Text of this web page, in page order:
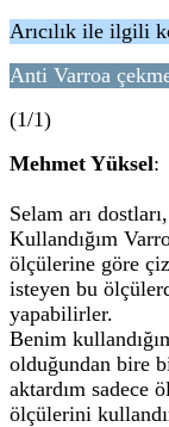
Arıcılık ile ilgili
Anti Varroa
(1/1)
Mehmet Yüksel:
Selam arı dostları,
Kullandığım
ölçülerine göre
isteyen bu
yapabilirler.
Benim
olduğundan bire
aktardım sadece
ölçülerini